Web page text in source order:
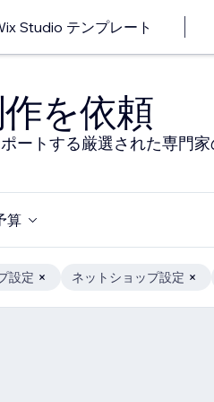
Studio テンプレート
を依頼
ートする厳選された専門
算
設定 ネットショップ設定